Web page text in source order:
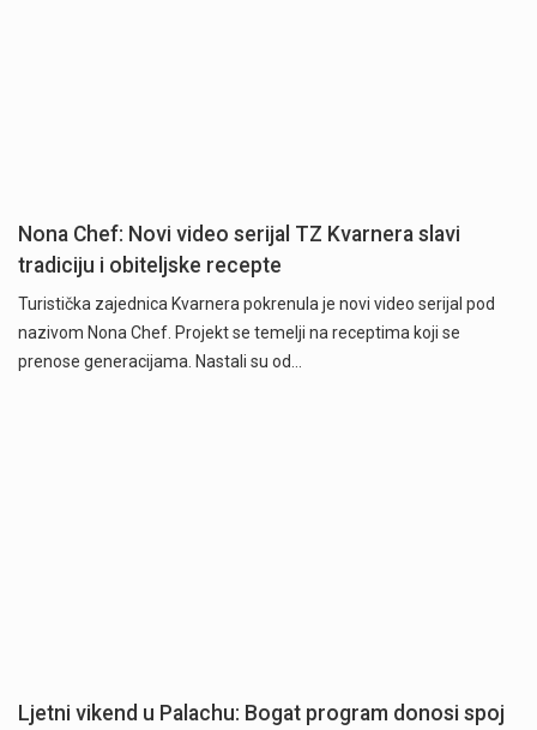
Nona Chef: Novi video serijal TZ Kvarnera slavi
tradiciju i obiteljske recepte
Turistička zajednica Kvarnera pokrenula je novi video serijal pod
nazivom Nona Chef. Projekt se temelji na receptima koji se
prenose generacijama. Nastali su od…
Ljetni vikend u Palachu: Bogat program donosi spoj